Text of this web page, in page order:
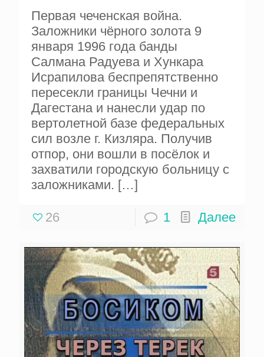
Первая чеченская война.
Заложники чёрного золота 9
января 1996 года банды
Салмана Радуева и Хункара
Исрапилова беспрепятственно
пересекли границы Чечни и
Дагестана и нанесли удар по
вертолетной базе федеральных
сил возле г. Кизляра. Получив
отпор, они вошли в посёлок и
захватили городскую больницу с
заложниками. […]
26 1 Далее